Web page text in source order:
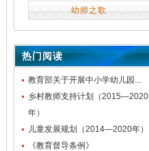
幼师之歌
热门阅读
教育部关于开展中小学幼儿园...
乡村教师支持计划（2015—2020
年）
儿童发展规划（2014—2020年）
《教育督导条例》